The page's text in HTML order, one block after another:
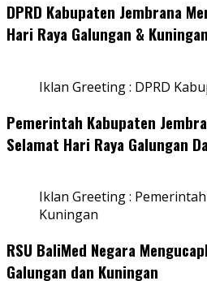
DPRD Kabupaten Jembrana
Hari Raya Galungan & Kuningan
Iklan Greeting : DPRD
Pemerintah Kabupaten
Selamat Hari Raya Galungan
Iklan Greeting :
Kuningan
RSU BaliMed Negara
Galungan dan Kuningan